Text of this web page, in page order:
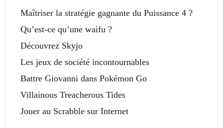
Maîtriser la stratégie gagnante du Puissance 4 ?
Qu’est-ce qu’une waifu ?
Découvrez Skyjo
Les jeux de société incontournables
Battre Giovanni dans Pokémon Go
Villainous Treacherous Tides
Jouer au Scrabble sur Internet